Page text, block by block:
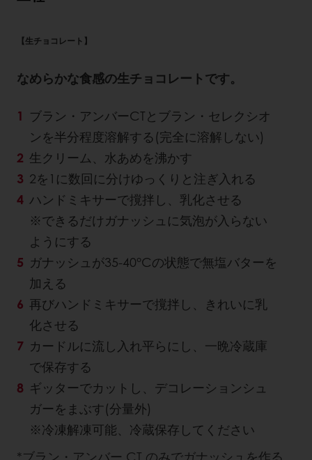
【生チョコレート】
なめらかな食感の生チョコレートです。
ブラン・アンバーCTとブラン・セレクシオ
ンを半分程度溶解する(完全に溶解しない)
生クリーム、水あめを沸かす
2を1に数回に分けゆっくりと注ぎ入れる
ハンドミキサーで撹拌し、乳化させる
※できるだけガナッシュに気泡が入らない
ようにする
ガナッシュが35-40°Cの状態で無塩バターを
加える
再びハンドミキサーで撹拌し、きれいに乳
化させる
カードルに流し入れ平らにし、一晩冷蔵庫
で保存する
ギッターでカットし、デコレーションシュ
ガーをまぶす(分量外)
※冷凍解凍可能、冷蔵保存してください
*ブラン・アンバー CT のみでガナッシュを作る